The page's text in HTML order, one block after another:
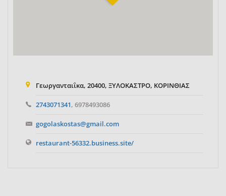
Γεωργανταιΐκα, 20400, ΞΥΛΟΚΑΣΤΡΟ, ΚΟΡΙΝΘΙΑΣ
2743071341, 6978493086
gogolaskostas@gmail.com
restaurant-56332.business.site/